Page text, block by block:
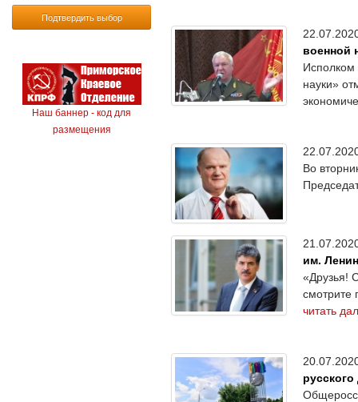
Подтвердить выбор
Наш баннер - код для
размещения
военной
Исполком
науки»
Во
им.
«Друзья!
смотрите
читать
русского